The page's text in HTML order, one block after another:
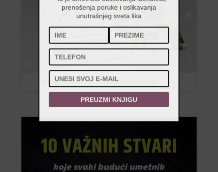
prenošenja poruke i oslikavanja
unutrašnjeg sveta lika
PREUZMI KNJIGU